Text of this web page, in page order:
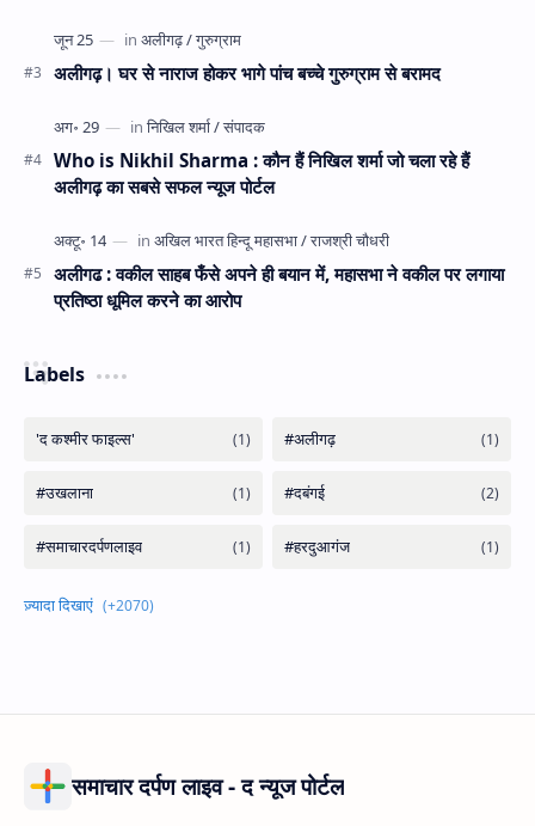
अलीगढ़। घर से नाराज होकर भागे पांच बच्चे गुरुग्राम से बरामद
Who is Nikhil Sharma : कौन हैं निखिल शर्मा जो चला रहे हैं
अलीगढ़ का सबसे सफल न्यूज पोर्टल
अलीगढ : वकील साहब फँसे अपने ही बयान में, महासभा ने वकील पर लगाया
प्रतिष्ठा धूमिल करने का आरोप
Labels
समाचार दर्पण लाइव - द न्यूज पोर्टल